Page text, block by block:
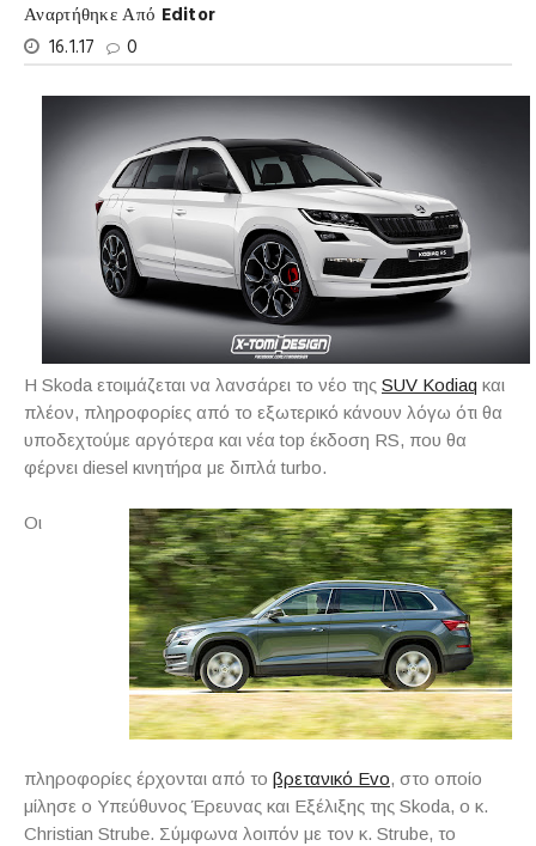
Αναρτήθηκε Από Editor
16.1.17
0
Η Skoda ετοιμάζεται να λανσάρει το νέο της SUV Kodiaq και
πλέον, πληροφορίες από το εξωτερικό κάνουν λόγω ότι θα
υποδεχτούμε αργότερα και νέα top έκδοση RS, που θα
φέρνει diesel κινητήρα με διπλά turbo.
Οι
πληροφορίες έρχονται από το βρετανικό Evo, στο οποίο
μίλησε ο Υπεύθυνος Έρευνας και Εξέλιξης της Skoda, ο κ.
Christian Strube. Σύμφωνα λοιπόν με τον κ. Strube, το